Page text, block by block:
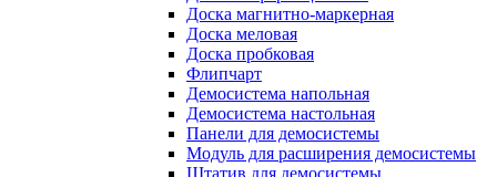
Доска магнитно-маркерная
Доска меловая
Доска пробковая
Флипчарт
Демосистема напольная
Демосистема настольная
Панели для демосистемы
Модуль для расширения демосистемы
Штатив для демосистемы